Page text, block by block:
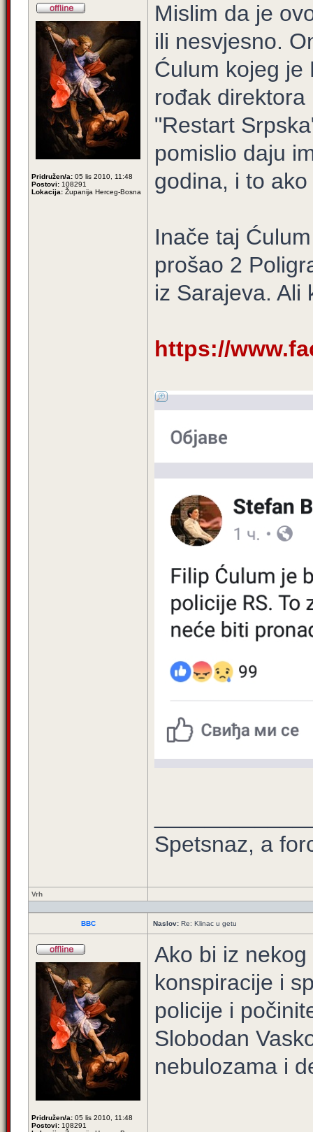
Pridružen/a: 05 lis 2010, 11:48
Postovi: 108291
Lokacija: Županija Herceg-Bosna
Mislim da je
ili nesvjesno.
Ćulum kojeg je
rođak
"Restart
pomislio daju
godina, i to
Inače taj
prošao 2
iz Sarajeva.
https://
Spetsnaz, a
Vrh
BBC Naslov: Re: Klinac u getu
Pridružen/a: 05 lis 2010, 11:48
Postovi: 108291
Ako bi iz
konspiracije i
policije i
Slobodan
nebulozama i